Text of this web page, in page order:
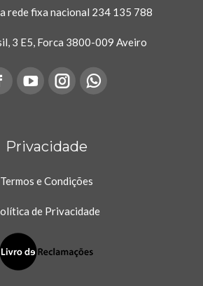
rede fixa nacional 234 135 788
3 E5, Forca 3800-009 Aveiro
opens
in
window
YouTube
opens
in
Instagram
opens
in
Whatsapp
in
Privacidade
Termos e Condições
de Privacidade